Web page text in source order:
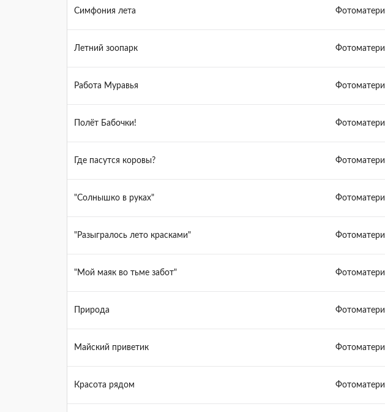
Симфония лета
Летний зоопарк
Работа Муравья
Полёт Бабочки!
Где пасутся коровы?
"Солнышко в руках"
"Разыгралось лето красками"
"Мой маяк во тьме забот"
Природа
Майский приветик
Красота рядом